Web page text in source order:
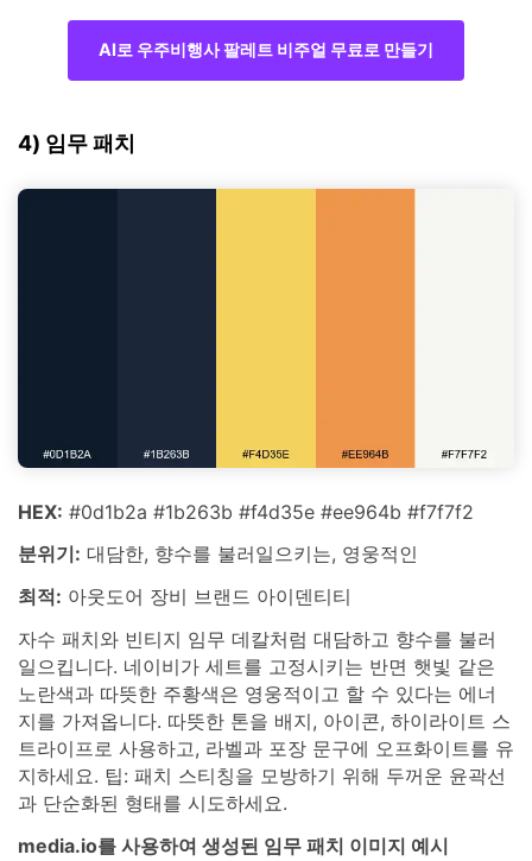
AI로 우주비행사 팔레트 비주얼 무료로 만들기
4) 임무 패치
HEX: #0d1b2a #1b263b #f4d35e #ee964b #f7f7f2
분위기: 대담한, 향수를 불러일으키는, 영웅적인
최적: 아웃도어 장비 브랜드 아이덴티티
자수 패치와 빈티지 임무 데칼처럼 대담하고 향수를 불러
일으킵니다. 네이비가 세트를 고정시키는 반면 햇빛 같은
노란색과 따뜻한 주황색은 영웅적이고 할 수 있다는 에너
지를 가져옵니다. 따뜻한 톤을 배지, 아이콘, 하이라이트 스
트라이프로 사용하고, 라벨과 포장 문구에 오프화이트를 유
지하세요. 팁: 패치 스티칭을 모방하기 위해 두꺼운 윤곽선
과 단순화된 형태를 시도하세요.
media.io를 사용하여 생성된 임무 패치 이미지 예시